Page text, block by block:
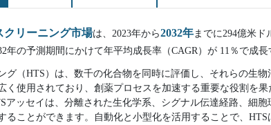
クリーニング市場は、2023年から2032年 までに294億米ド
年の予測期間にかけて年平均成長率（CAGR）が 11％で成長
グ（HTS）は、数千の化合物を同時に評価し、それらの生
く使用されており、創薬プロセスを加速する重要な役割を
アッセイは、分離された生化学系、シグナル伝達経路、細
ることができます。自動化と小型化を活用することで、